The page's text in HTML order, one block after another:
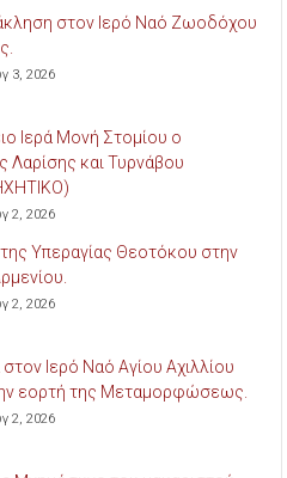
στον Ιερό Ναό Ζωοδόχου
3, 2026
Ιερά Μονή Στομίου ο
Λαρίσης και Τυρνάβου
2, 2026
Υπεραγίας Θεοτόκου στην
2, 2026
στον Ιερό Ναό Αγίου Αχιλλίου
εορτή της Μεταμορφώσεως.
2, 2026